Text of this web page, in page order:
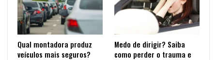
Qual montadora produz
veículos mais seguros?
Medo de dirigir? Saiba
como perder o trauma e